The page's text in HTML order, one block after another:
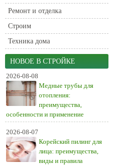
Ремонт и отделка
Строим
Техника дома
НОВОЕ В СТРОЙКЕ
2026-08-08
Медные трубы для
отопления:
преимущества,
особенности и применение
2026-08-07
Корейский пилинг для
лица: преимущества,
виды и правила